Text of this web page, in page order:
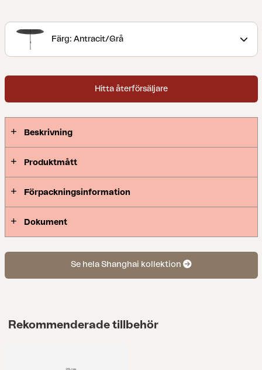
det lätt att nå svalkande skugga. När det vinklas
blir de många och vackra stålribborna synliga –
adderar både stil och funktion till din uteplats.
Sammantaget alla egenskaper som behövs för ett
Färg: Antracit/Grå
Hitta återförsäljare
Beskrivning
Produktmått
Förpackningsinformation
Dokument
Se hela Shanghai kollektion
Rekommenderade tillbehör